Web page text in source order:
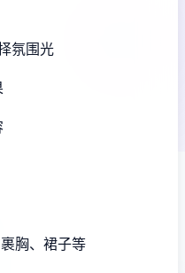
氛围光
胸、裙子等